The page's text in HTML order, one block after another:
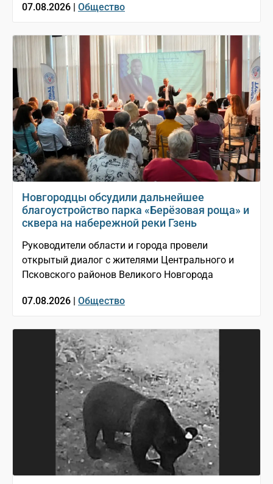
07.08.2026 | Общество
Новгородцы обсудили дальнейшее
благоустройство парка «Берёзовая роща» и
сквера на набережной реки Гзень
Руководители области и города провели
открытый диалог с жителями Центрального и
Псковского районов Великого Новгорода
07.08.2026 | Общество